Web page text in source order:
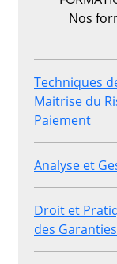
Nos
Techniques
Maitrise du
Paiement
Analyse et
Droit et
des